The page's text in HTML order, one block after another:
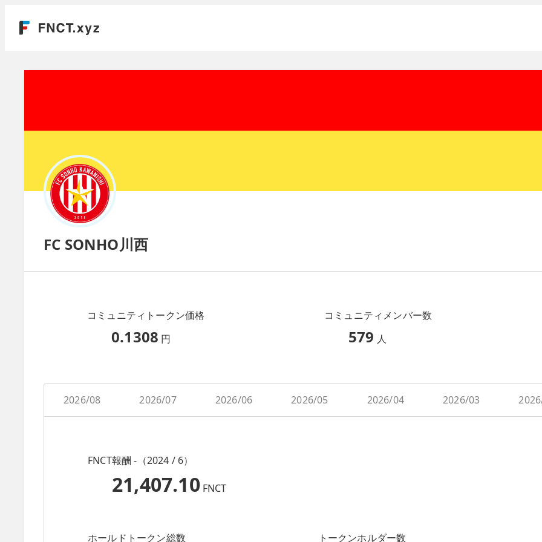
FC SONHO川西
コミュニティトークン価格
0.1308 円
コミュニティメンバー数
579 人
2026/08 2026/07 2026/06 2026/05 2026/04 2026/03
FNCT報酬 -（2024 / 6）
21,407.10 FNCT
ホールドトークン総数 トークンホルダー数